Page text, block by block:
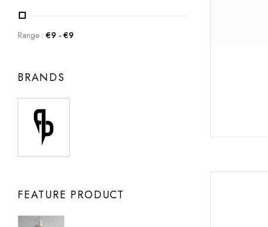
Range : €9 - €9
BRANDS
FEATURE PRODUCT